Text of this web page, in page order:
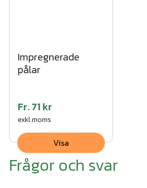
Impregnerade
pålar
Fr.71 kr
exkl.moms
Visa
Frågor och svar